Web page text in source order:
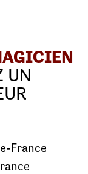
UN
France